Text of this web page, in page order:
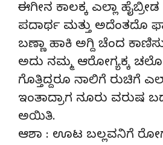
ಈಗೀನ ಕಾಲಕ್ಕ ಎಲ್ಲಾ
ಪದಾರ್ಥ ಮತ್ತು ಅದೆಂತದೊ
ಬಣ್ಣಾ ಹಾಕಿ ಅಗ್ದಿ ಚೆಂದ
ಅದು ನಮ್ಮ ಆರೋಗ್ಯಕ್ಕ ಚಲೊ
ಗೊತ್ತಿದ್ದರೂ ನಾಲಿಗೆ ರುಚಿಗೆ
ಇಂತಾದ್ರಾಗ ನೂರು ವರುಷ
ಅಯಿತಿ.
ಆಶಾ : ಊಟ ಬಲ್ಲವನಿಗೆ